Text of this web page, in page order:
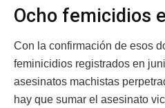
Ocho femicidios
Con la confirmación de esos
feminicidios registrados en
asesinatos machistas
hay que sumar el asesinato